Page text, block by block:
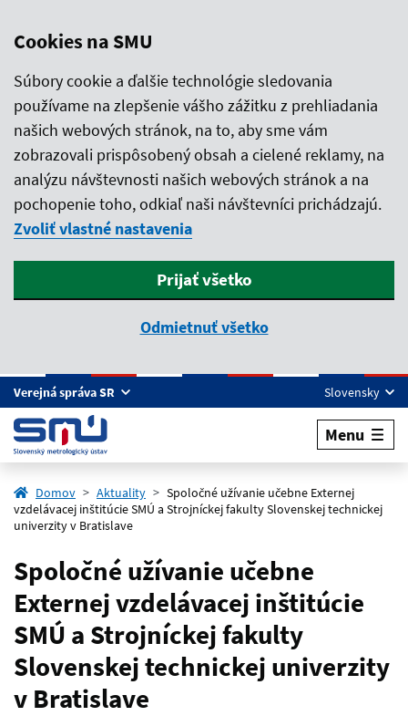
Preskočiť na hlavný obsah
Verejná správa SR Slovensky
Menu
Domov Aktuality
Spoločné užívanie učebne Externej
vzdelávacej inštitúcie SMÚ a Strojníckej fakulty Slovenskej technickej
univerzity v Bratislave
Spoločné užívanie učebne
Externej vzdelávacej inštitúcie
SMÚ a Strojníckej fakulty
Slovenskej technickej univerzity
v Bratislave
Cookies na SMU
Súbory cookie a ďalšie technológie sledovania
používame na zlepšenie vášho zážitku z prehliadania
našich webových stránok, na to, aby sme vám
zobrazovali prispôsobený obsah a cielené reklamy, na
analýzu návštevnosti našich webových stránok a na
pochopenie toho, odkiaľ naši návštevníci prichádzajú.
Zvoliť vlastné nastavenia
Prijať všetko
Odmietnuť všetko